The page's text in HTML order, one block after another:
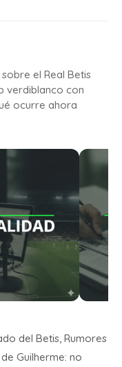
el Real Betis
verdiblanco con
ocurre ahora
del Betis, Rumores
Guilherme: no